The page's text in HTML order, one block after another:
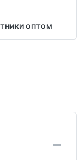
оптом